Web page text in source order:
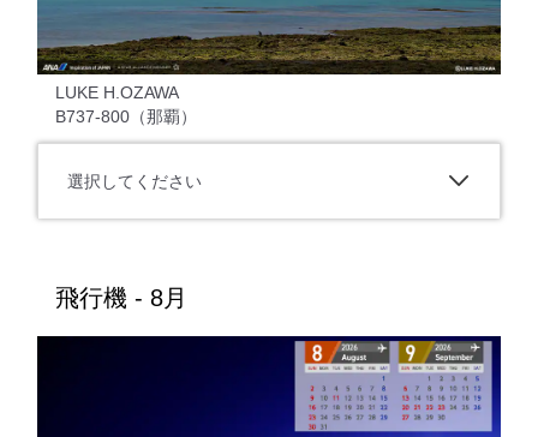
LUKE H.OZAWA
B737-800（那覇）
選択してください
飛行機 - 8月